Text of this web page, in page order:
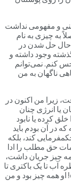
و مفهومی نداشت
به چیزی به نام
حال حل شدن در
وجود داشته و
کنم. نمی‌توانم
ناگهان به من
زیرا من اکنون در
یا انرژی چنان
کرده یا نابود
در آن بودم باید
کند، بلکه
حق مطلب را ادا
چیز جریان داشت،
آب تا یک باکتری تا
او همه چیز بود و من